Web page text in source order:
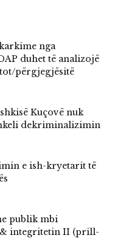
nga
duhet të analizojë
përgjegjësitë
Kuçovë nuk
dekriminalizimin
e ish-kryetarit të
publik mbi
integritetin II (prill-